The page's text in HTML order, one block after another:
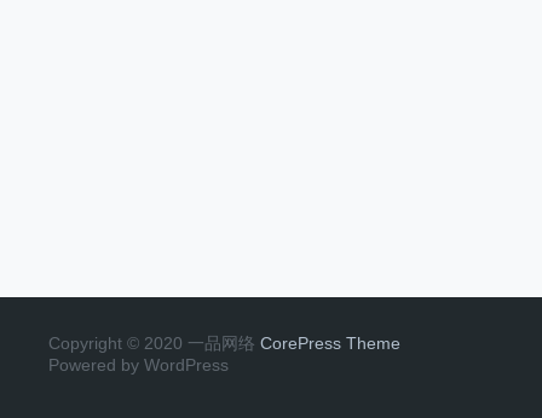
Copyright © 2020 一品网络 CorePress Theme
Powered by WordPress